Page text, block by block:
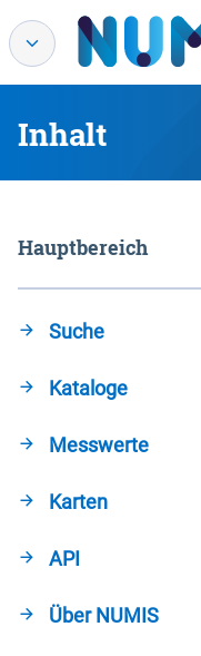
Inhalt
Hauptbereich
Suche
Kataloge
Messwerte
Karten
API
Über NUMIS